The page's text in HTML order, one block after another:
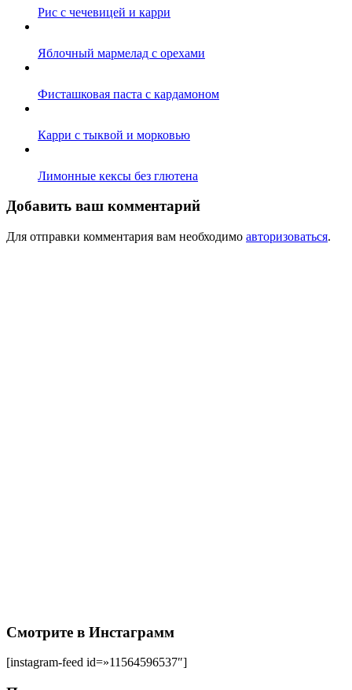
Рис с чечевицей и карри
Яблочный мармелад с орехами
Фисташковая паста с кардамоном
Карри с тыквой и морковью
Лимонные кексы без глютена
Добавить ваш комментарий
Для отправки комментария вам необходимо авторизоваться.
Смотрите в Инстаграмм
[instagram-feed id=»11564596537″]